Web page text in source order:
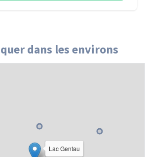
dans les environs
Lac Gentau